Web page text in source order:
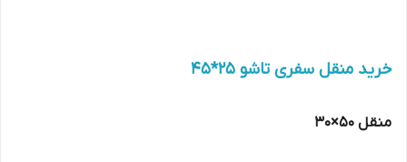
خرید منقل سفری تاشو 25*45
منقل 50×30